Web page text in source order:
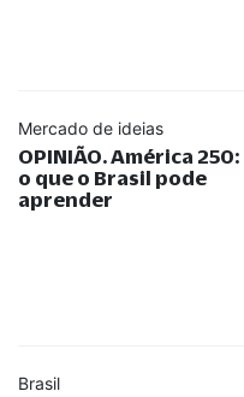
Mercado de ideias
OPINIÃO. América 250:
o que o Brasil pode
aprender
Brasil